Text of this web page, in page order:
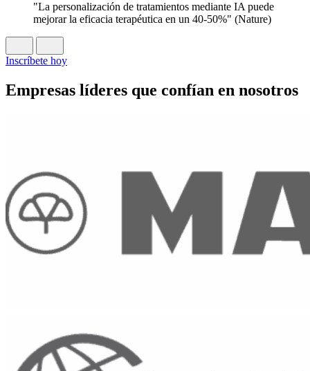
"La personalización de tratamientos mediante IA puede
mejorar la eficacia terapéutica en un 40-50%" (Nature)
Inscríbete hoy
Empresas líderes que confían en nosotros